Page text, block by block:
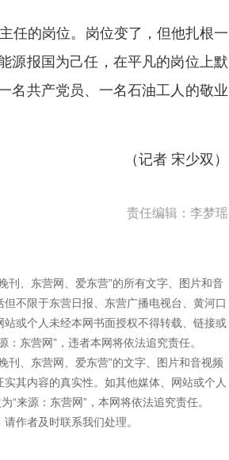
任的岗位。岗位变了，但他扎根一
源报国为己任，在平凡的岗位上默
名共产党员、一名石油工人的敬业
（记者 宋少双）
责任编辑：李梦瑶
、东营网、爱东营”的所有文字、图片和音
不限于东营日报、东营广播电视台、黄河口
或个人未经本网书面授权不得转载、链接或
东营网”，违者本网将依法追究责任。
、东营网、爱东营”的文字、图片和音视频
其内容的真实性。如其他媒体、网站或个人
“来源：东营网”，本网将依法追究责任。
作者及时联系我们处理。